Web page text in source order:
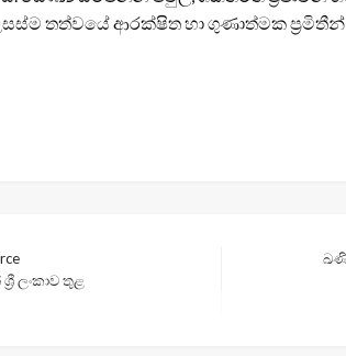
උසස්ම තත්වයේ ආරක්ෂිත හා ගුණාත්මක
ලංකාව තුළ